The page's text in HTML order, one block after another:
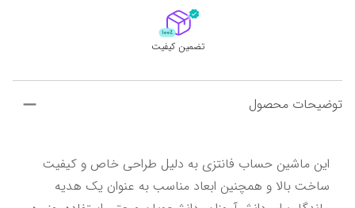
تضمین کیفیت
توضیحات محصول